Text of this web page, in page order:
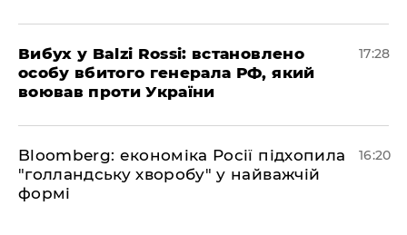
​Вибух у Balzi Rossi: встановлено
особу вбитого генерала РФ, який
воював проти України
17:28
Bloomberg: економіка Росії підхопила
"голландську хворобу" у найважчій
формі
16:20